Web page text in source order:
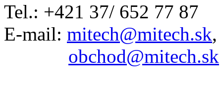
Tel.: +421 37/ 652 77 87
E-mail: mitech@mitech.sk,
obchod@mitech.sk